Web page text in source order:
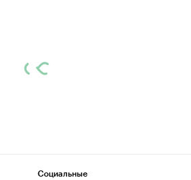
Социальные